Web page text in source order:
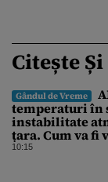
Citește Și
Gândul de Vreme
temperaturi în
instabilitate
țara. Cum va fi
București și
10:15